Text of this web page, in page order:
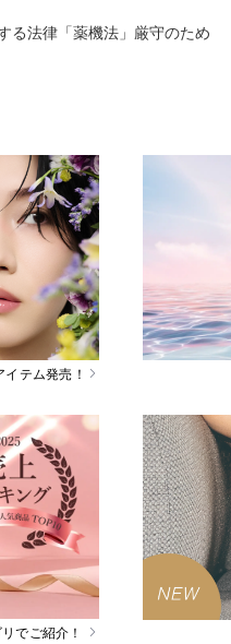
る法律「薬機法」厳守のため
テム発売！
でご紹介！